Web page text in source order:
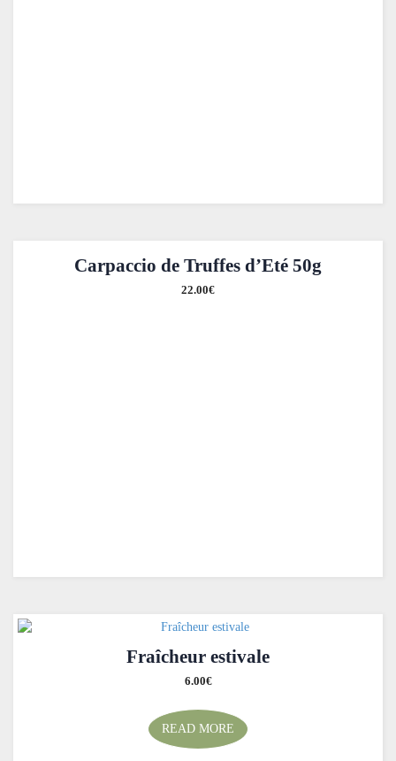
Carpaccio de Truffes d’Eté 50g
22.00€
Fraîcheur estivale
6.00€
READ MORE